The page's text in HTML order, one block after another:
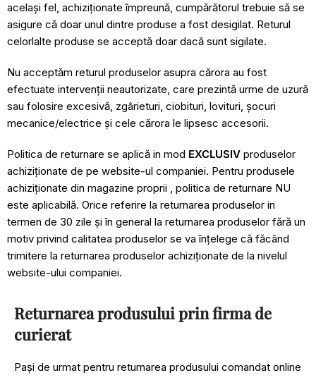
același fel, achiziționate împreună, cumpărătorul trebuie să se
asigure că doar unul dintre produse a fost desigilat. Returul
celorlalte produse se acceptă doar dacă sunt sigilate.
Nu acceptăm returul produselor asupra cărora au fost
efectuate intervenții neautorizate, care prezintă urme de uzură
sau folosire excesivă, zgârieturi, ciobituri, lovituri, șocuri
mecanice/electrice și cele cărora le lipsesc accesorii.
Politica de returnare se aplică in mod EXCLUSIV produselor
achiziționate de pe website-ul companiei. Pentru produsele
achiziționate din magazine proprii , politica de returnare NU
este aplicabilă. Orice referire la returnarea produselor in
termen de 30 zile și în general la returnarea produselor fără un
motiv privind calitatea produselor se va înțelege că făcând
trimitere la returnarea produselor achiziționate de la nivelul
website-ului companiei.
Returnarea produsului prin firma de
curierat
Pași de urmat pentru returnarea produsului comandat online